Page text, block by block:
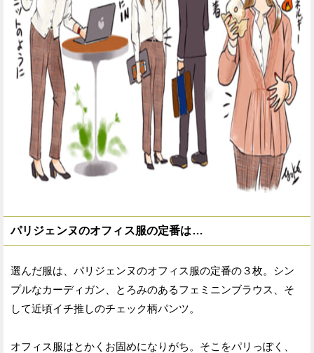
パリジェンヌのオフィス服の定番は…
選んだ服は、パリジェンヌのオフィス服の定番の３枚。シン
プルなカーディガン、とろみのあるフェミニンブラウス、そ
して近頃イチ推しのチェック柄パンツ。
オフィス服はとかくお固めになりがち。そこをパリっぽく、